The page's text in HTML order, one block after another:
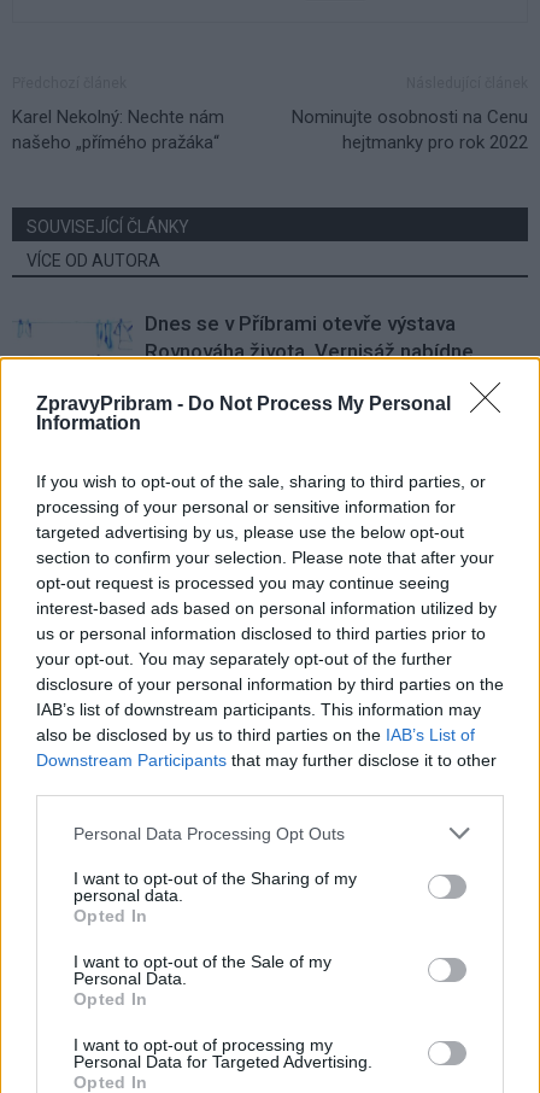
ZpravyPribram - Do Not Process My Personal
Information
If you wish to opt-out of the sale, sharing to third parties, or
processing of your personal or sensitive information for
targeted advertising by us, please use the below opt-out
section to confirm your selection. Please note that after your
opt-out request is processed you may continue seeing
interest-based ads based on personal information utilized by
us or personal information disclosed to third parties prior to
your opt-out. You may separately opt-out of the further
disclosure of your personal information by third parties on the
IAB’s list of downstream participants. This information may
also be disclosed by us to third parties on the IAB’s List of
Downstream Participants that may further disclose it to other
Personal Data Processing Opt Outs
I want to opt-out of the Sharing of my
personal data.
Opted In
I want to opt-out of the Sale of my
Personal Data.
Opted In
I want to opt-out of processing my
Personal Data for Targeted Advertising.
Opted In
Karel Nekolný: Nechte nám
našeho „přímého pražáka“
Nominujte osobnosti na Cenu
hejtmanky pro rok 2022
SOUVISEJÍCÍ ČLÁNKY
VÍCE OD AUTORA
Dnes se v Příbrami otevře výstava
Rovnováha života. Vernisáž nabídne
s dalšími žánry i rodinným programem
Kultura
Fesťáczek Presents poprvé míří do
Lesního divadla Skalka. Nabídne hudbu,
divadlo i tvořivé dílny